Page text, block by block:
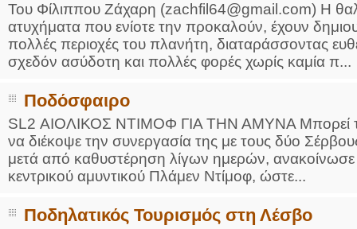
Του Φίλιππου Ζάχαρη (zachfil64@gmail.com) Η
ατυχήματα που ενίοτε την προκαλούν, έχουν
πολλές περιοχές του πλανήτη, διαταράσσοντας
σχεδόν ασύδοτη και πολλές φορές χωρίς καμία π...
Ποδόσφαιρο
SL2 ΑΙΟΛΙΚΟΣ ΝΤΙΜΟΦ ΓΙΑ ΤΗΝ ΑΜΥΝΑ Μπορεί
να διέκοψε την συνεργασία της με τους δύο
μετά από καθυστέρηση λίγων ημερών,
κεντρικού αμυντικού Πλάμεν Ντίμοφ, ώστε...
Ποδηλατικός Τουρισμός στη Λέσβο